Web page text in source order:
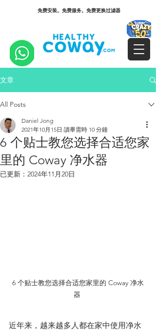
免费安装。免费服务。免费更换过滤器
文章
All Posts
6 个贴士教您选择合适您家
里的 Coway 净水器
Daniel Jong
2021年10月15日 讀畢需時 10 分鐘
已更新： 2024年11月20日
6 个贴士教您选择合适您家里的 Coway 净水
器
近年来，越来越多人都在家中使用净水